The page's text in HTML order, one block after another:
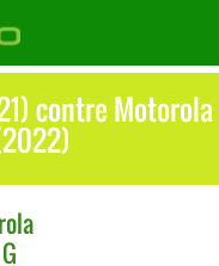
contre Motorola